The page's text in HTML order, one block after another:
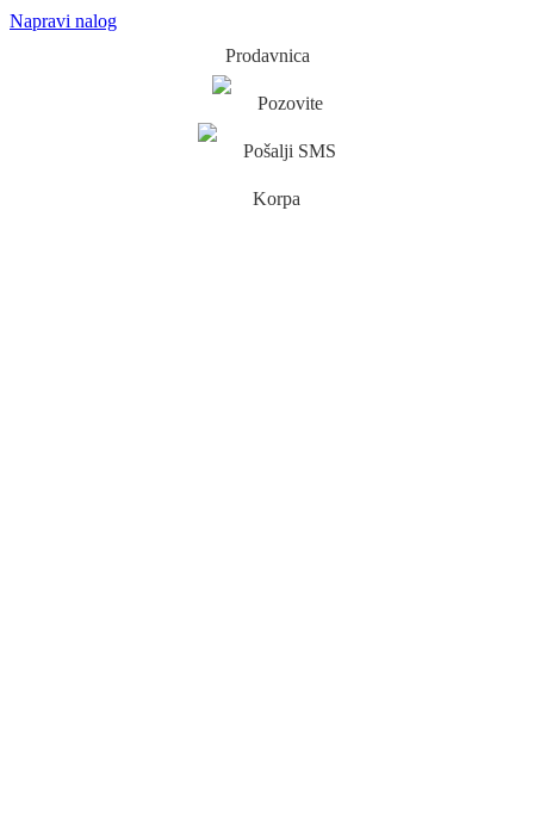
Napravi nalog
Prodavnica
Pozovite
Pošalji SMS
Korpa